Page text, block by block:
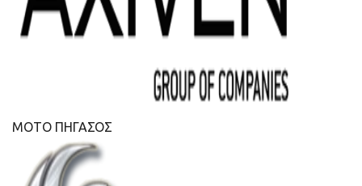
ΜΟΤΟ ΠΗΓΑΣΟΣ